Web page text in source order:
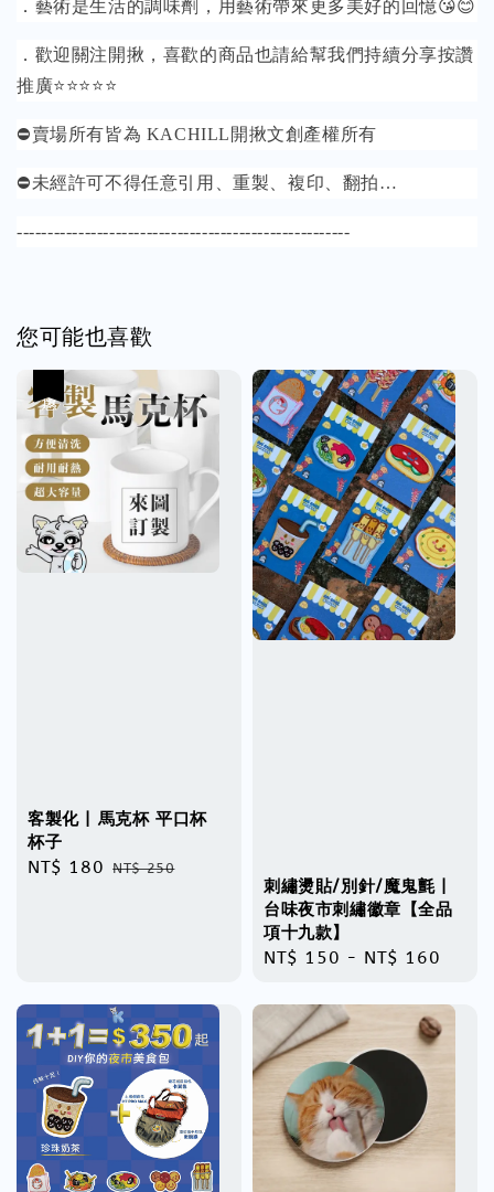
．藝術是生活的調味劑，用藝術帶來更多美好的回憶😘😊
．歡迎關注開揪，喜歡的商品也請給幫我們持續分享按讚
推廣⭐⭐⭐⭐⭐
⛔️賣場所有皆為 KACHILL開揪文創產權所有
⛔️未經許可不得任意引用、重製、複印、翻拍…
------------------------------------------------------
您可能也喜歡
客製化 | 馬克杯 平口杯
杯子
Sale
NT$ 180 Regular
NT$ 250
刺繡燙貼/別針/魔鬼氈 |
台味夜市刺繡徽章【全品
項十九款】
Regular
NT$ 150 - NT$ 160